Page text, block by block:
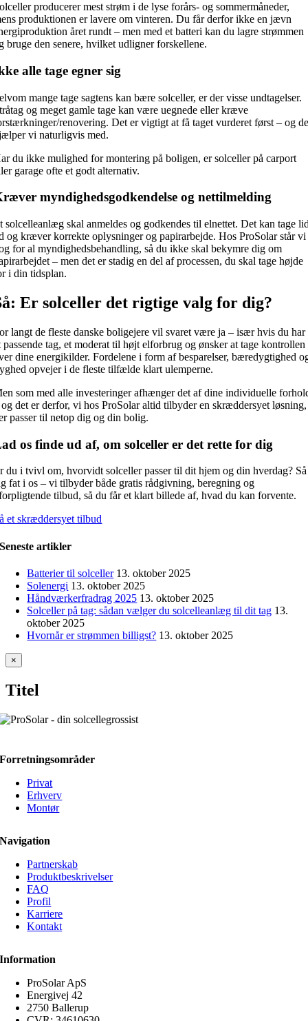
producerer mest strøm i de lyse forårs- og sommermåneder,
produktionen er lavere om vinteren. Du får derfor ikke en jævn
året rundt – men med et batteri kan du lagre strømmen
bruge den senere, hvilket udligner forskellene.
alle tage egner sig
mange tage sagtens kan bære solceller, er der visse undtagelser.
og meget gamle tage kan være uegnede eller kræve
renovering. Det er vigtigt at få taget vurderet først – og
vi naturligvis med.
du ikke mulighed for montering på boligen, er solceller på carport
garage ofte et godt alternativ.
myndighedsgodkendelse og nettilmelding
solcelleanlæg skal anmeldes og godkendes til elnettet. Det kan tage
og kræver korrekte oplysninger og papirarbejde. Hos ProSolar står vi
for al myndighedsbehandling, så du ikke skal bekymre dig om
– men det er stadig en del af processen, du skal tage højde
i din tidsplan.
Er solceller det rigtige valg for dig?
langt de fleste danske boligejere vil svaret være ja – især hvis du har
passende tag, et moderat til højt elforbrug og ønsker at tage kontrollen
dine energikilder. Fordelene i form af besparelser, bæredygtighed
opvejer i de fleste tilfælde klart ulemperne.
som med alle investeringer afhænger det af dine individuelle
det er derfor, vi hos ProSolar altid tilbyder en skræddersyet løsning,
passer til netop dig og din bolig.
os finde ud af, om solceller er det rette for dig
du i tvivl om, hvorvidt solceller passer til dit hjem og din hverdag? Så
fat i os – vi tilbyder både gratis rådgivning, beregning og
tilbud, så du får et klart billede af, hvad du kan forvente.
et skræddersyet tilbud
Seneste artikler
Batterier til solceller 13. oktober 2025
Solenergi 13. oktober 2025
Håndværkerfradrag 2025 13. oktober 2025
Solceller på tag: sådan vælger du solcelleanlæg til dit tag 13.
oktober 2025
Hvornår er strømmen billigst? 13. oktober 2025
Close
product
view
×
Titel
Forretningsområder
Privat
Erhverv
Montør
Navigation
Partnerskab
Produktbeskrivelser
FAQ
Profil
Karriere
Kontakt
Information
ProSolar ApS
Energivej 42
2750 Ballerup